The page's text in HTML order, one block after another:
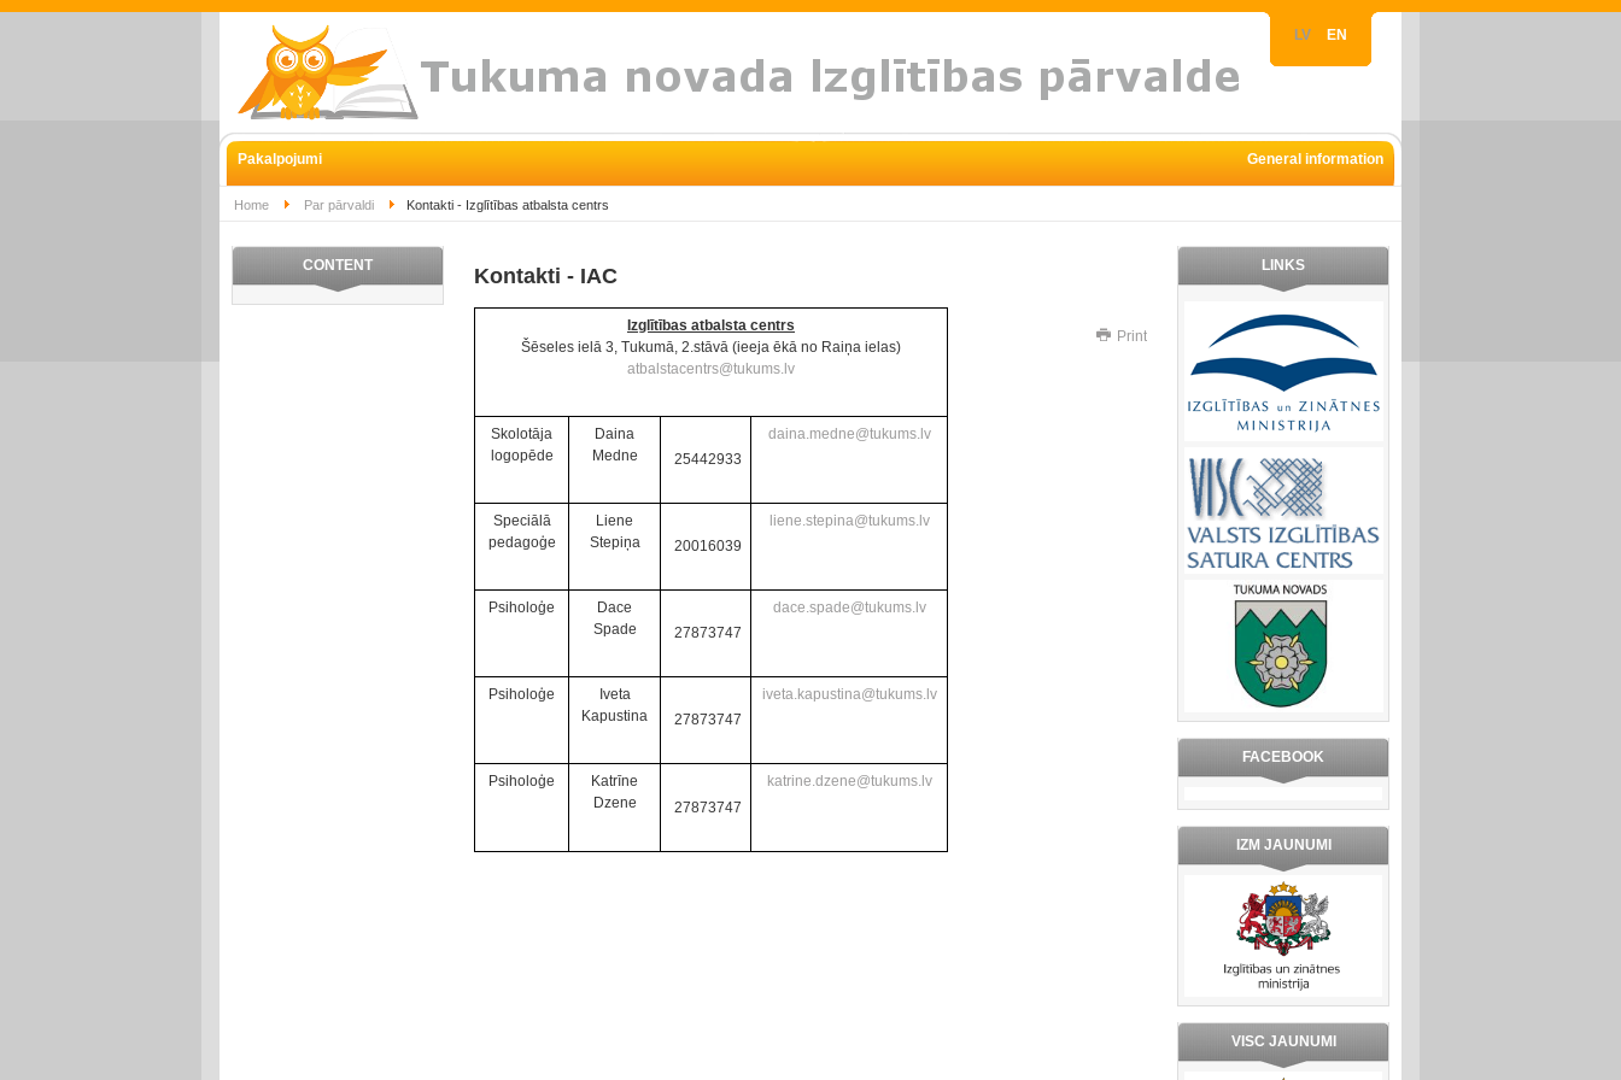
LV EN
Pakalpojumi General information
Home Par pārvaldi Kontakti - Izglītības atbalsta centrs
Kontakti - IAC
Print
Izglītības atbalsta centrs
Šēseles ielā 3, Tukumā, 2.stāvā (ieeja ēkā no Raiņa ielas)
atbalstacentrs@tukums.lv
Skolotāja
logopēde
Daina
Medne
25442933
daina.medne@tukums.lv
Speciālā
pedagoģe
Liene
Stepiņa
20016039
liene.stepina@tukums.lv
Psiholoģe
Dace
Spade
27873747
dace.spade@tukums.lv
Psiholoģe
Iveta
Kapustina
27873747
iveta.kapustina@tukums.lv
Psiholoģe
Katrīne
Dzene
27873747
katrine.dzene@tukums.lv
CONTENT LINKS
FACEBOOK
IZM JAUNUMI
VISC JAUNUMI